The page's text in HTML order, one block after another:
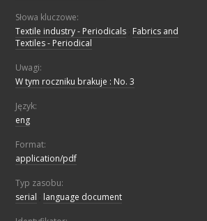
Słowa kluczowe:
Textile industry - Periodicals Fabrics and
Textiles - Periodical
Uwagi:
W tym roczniku brakuje : No. 3
Język:
eng
Format:
application/pdf
Typ zasobu:
serial
language document